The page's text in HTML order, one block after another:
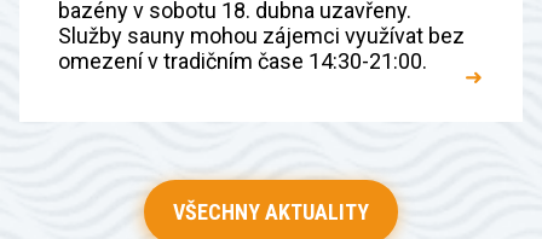
bazény v sobotu 18. dubna uzavřeny.
Služby sauny mohou zájemci využívat bez
omezení v tradičním čase 14:30-21:00.
➜
VŠECHNY AKTUALITY